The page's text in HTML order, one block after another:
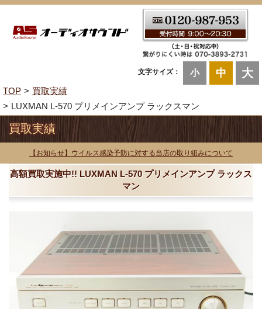
文字サイズ： 小 中 大
TOP
買取実績
LUXMAN L-570 プリメインアンプ ラックスマン
買取実績
【お知らせ】ウイルス感染予防に対する当店の取り組みについて
高額買取実施中!! LUXMAN L-570 プリメインアンプ ラックス
マン